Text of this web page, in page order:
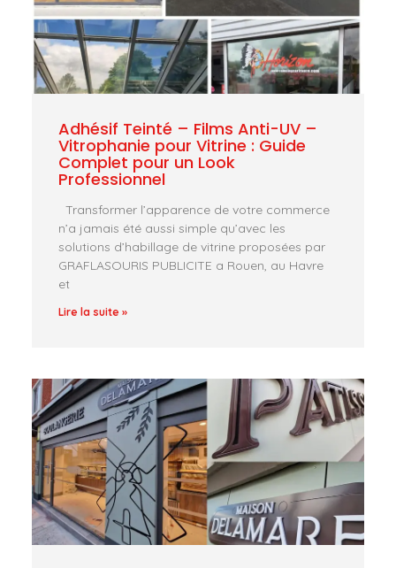
Adhésif Teinté – Films Anti-UV –
Vitrophanie pour Vitrine : Guide
Complet pour un Look
Professionnel
Transformer l’apparence de votre commerce
n’a jamais été aussi simple qu’avec les
solutions d’habillage de vitrine proposées par
GRAFLASOURIS PUBLICITE a Rouen, au Havre
et
Lire la suite »